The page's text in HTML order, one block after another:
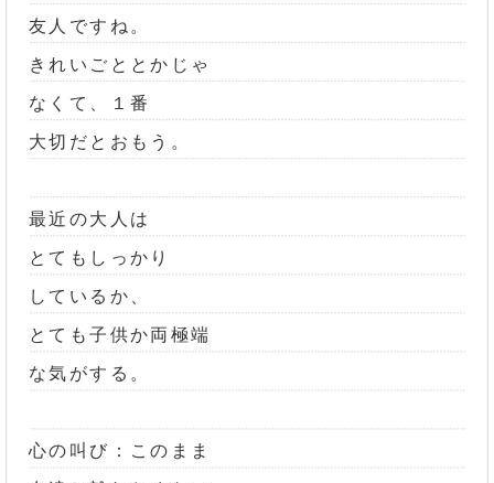
友人ですね。
きれいごととかじゃ
なくて、１番
大切だとおもう。
最近の大人は
とてもしっかり
しているか、
とても子供か両極端
な気がする。
心の叫び：このまま